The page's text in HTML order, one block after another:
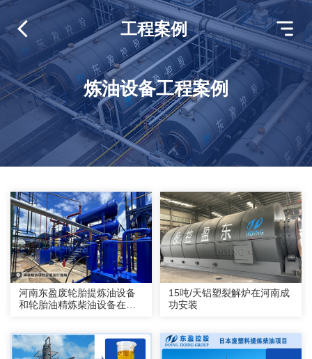
炼油设备工程案例
工程案例
河南东盈废轮胎提炼油设备
和轮胎油精炼柴油设备在南
15吨/天铝塑裂解炉在河南成
功安装